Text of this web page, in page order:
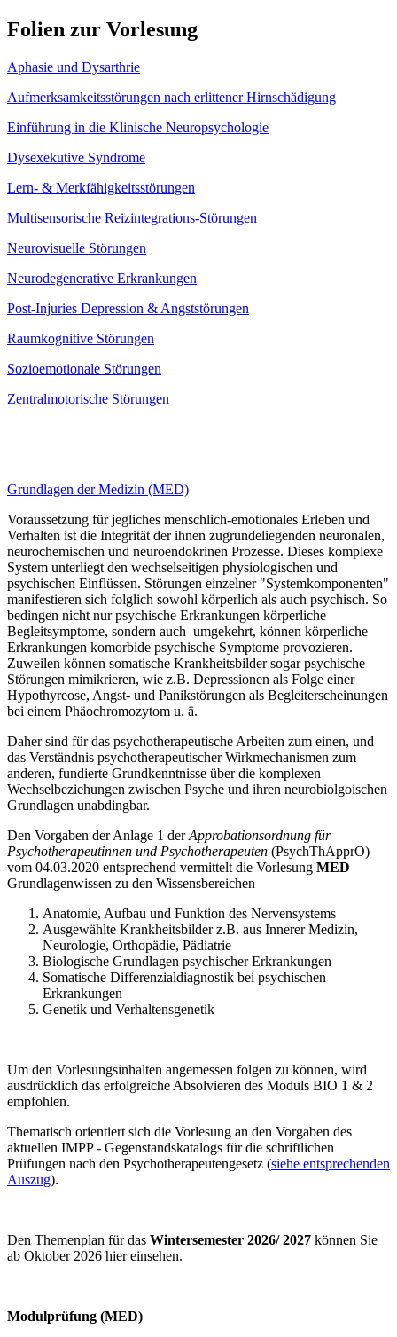
Folien zur Vorlesung
Aphasie und Dysarthrie
Aufmerksamkeitsstörungen nach erlittener Hirnschädigung
Einführung in die Klinische Neuropsychologie
Dysexekutive Syndrome
Lern- & Merkfähigkeitsstörungen
Multisensorische Reizintegrations-Störungen
Neurovisuelle Störungen
Neurodegenerative Erkrankungen
Post-Injuries Depression & Angststörungen
Raumkognitive Störungen
Sozioemotionale Störungen
Zentralmotorische Störungen
Grundlagen der Medizin (MED)
Voraussetzung für jegliches menschlich-emotionales Erleben und
Verhalten ist die Integrität der ihnen zugrundeliegenden neuronalen,
neurochemischen und neuroendokrinen Prozesse. Dieses komplexe
System unterliegt den wechselseitigen physiologischen und
psychischen Einflüssen. Störungen einzelner "Systemkomponenten"
manifestieren sich folglich sowohl körperlich als auch psychisch. So
bedingen nicht nur psychische Erkrankungen körperliche
Begleitsymptome, sondern auch umgekehrt, können körperliche
Erkrankungen komorbide psychische Symptome provozieren.
Zuweilen können somatische Krankheitsbilder sogar psychische
Störungen mimikrieren, wie z.B. Depressionen als Folge einer
Hypothyreose, Angst- und Panikstörungen als Begleiterscheinungen
bei einem Phäochromozytom u. ä.
Daher sind für das psychotherapeutische Arbeiten zum einen, und
das Verständnis psychotherapeutischer Wirkmechanismen zum
anderen, fundierte Grundkenntnisse über die komplexen
Wechselbeziehungen zwischen Psyche und ihren neurobiolgoischen
Grundlagen unabdingbar.
Den Vorgaben der Anlage 1 derApprobationsordnung für
Psychotherapeutinnen und Psychotherapeuten (PsychThApprO)
vom 04.03.2020 entsprechend vermittelt die Vorlesung MED
Grundlagenwissen zu den Wissensbereichen
Anatomie, Aufbau und Funktion des Nervensystems
Ausgewählte Krankheitsbilder z.B. aus Innerer Medizin,
Neurologie, Orthopädie, Pädiatrie
Biologische Grundlagen psychischer Erkrankungen
Somatische Differenzialdiagnostik bei psychischen
Erkrankungen
Genetik und Verhaltensgenetik
Um den Vorlesungsinhalten angemessen folgen zu können, wird
ausdrücklich das erfolgreiche Absolvieren des Moduls BIO 1 & 2
empfohlen.
Thematisch orientiert sich die Vorlesung an den Vorgaben des
aktuellen IMPP - Gegenstandskatalogs für die schriftlichen
Prüfungen nach den Psychotherapeutengesetz (siehe entsprechenden
Auszug).
Den Themenplan für das Wintersemester 2026/ 2027 können Sie
ab Oktober 2026 hier einsehen.
Modulprüfung (MED)